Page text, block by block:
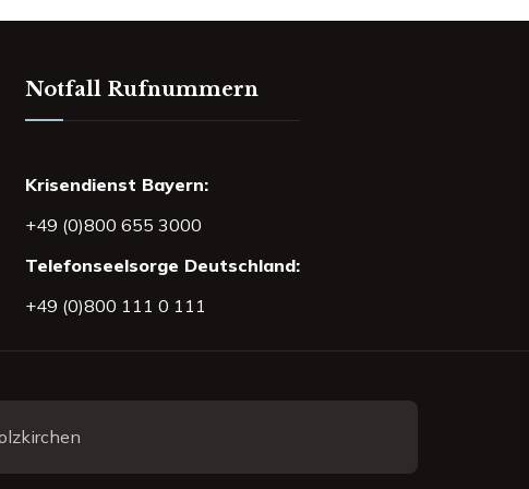
Notfall Rufnummern
Krisendienst Bayern:
+49 (0)800 655 3000
Telefonseelsorge Deutschland:
+49 (0)800 111 0 111